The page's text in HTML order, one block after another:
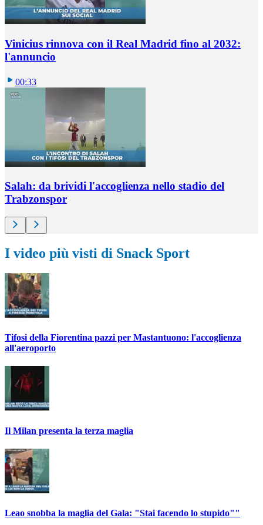
Vinicius rinnova con il Real Madrid fino al 2032:
l'annuncio
00:33
Salah: da brividi l'accoglienza nello stadio del
Trabzonspor
I video più visti di Snack Sport
Tifosi della Fiorentina pazzi per Mastantuono: l'accoglienza
all'aeroporto
Il Milan presenta la terza maglia
Leao snobba la maglia del Gala: "Stai facendo lo stupido""